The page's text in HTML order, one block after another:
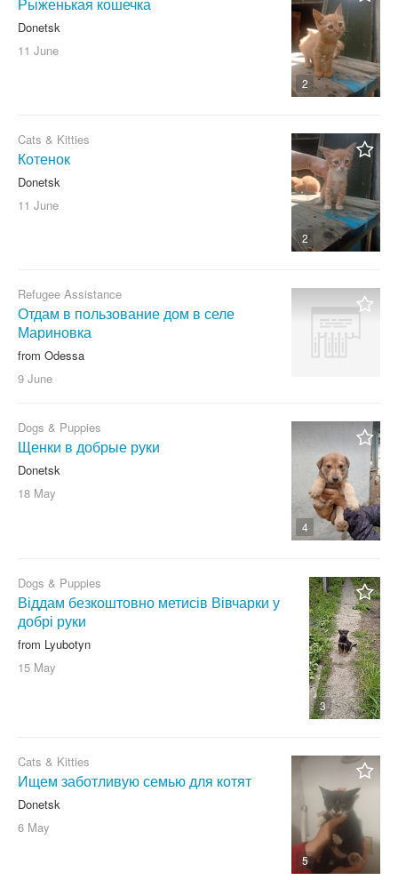
2
Donetsk
11 June
2
Cats & Kitties
Котенок
Donetsk
11 June
Refugee Assistance
Отдам в пользование дом в селе
Мариновка
from Odessa
9 June
4
Dogs & Puppies
Щенки в добрые руки
Donetsk
18 May
3
Dogs & Puppies
Віддам безкоштовно метисів Вівчарки у
добрі руки
from Lyubotyn
15 May
5
Cats & Kitties
Ищем заботливую семью для котят
Donetsk
6 May